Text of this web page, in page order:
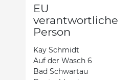
EU
verantwortliche
Person
Kay Schmidt
Auf der Wasch 6
Bad Schwartau